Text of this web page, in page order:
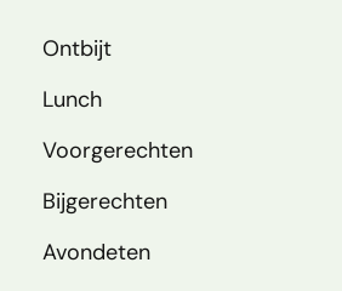
Ontbijt
Lunch
Voorgerechten
Bijgerechten
Avondeten